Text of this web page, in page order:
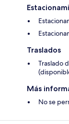
Traslados
Traslado
Más
No se